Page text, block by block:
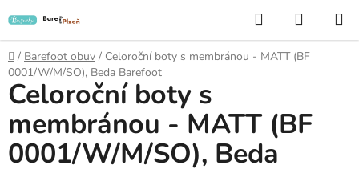
na
obsah
Hledat
KOŠÍK
Domů
/ Barefoot obuv / Celoroční boty s membránou - MATT (BF
0001/W/M/SO), Beda Barefoot
Celoroční boty s
membránou - MATT (BF
0001/W/M/SO), Beda